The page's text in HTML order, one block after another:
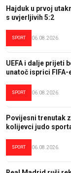
Hajduk u prvoj
s uvjerljivih 5:2
SPORT 06.08.2026.
UEFA i dalje prijeti
unatoč isprici FIFA-
SPORT 06.08.2026.
Povijesni trenutak
kolijevci judo
SPORT 06.08.2026.